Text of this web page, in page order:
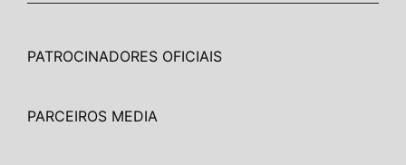
PATROCINADORES OFICIAIS
PARCEIROS MEDIA